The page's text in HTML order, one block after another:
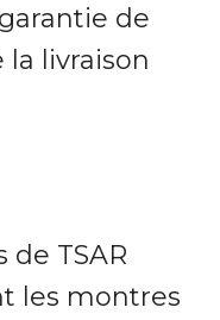
de
la livraison
de TSAR
les montres